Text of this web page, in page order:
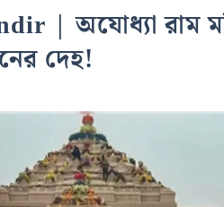
| অযোধ্যা রাম
দেহ!